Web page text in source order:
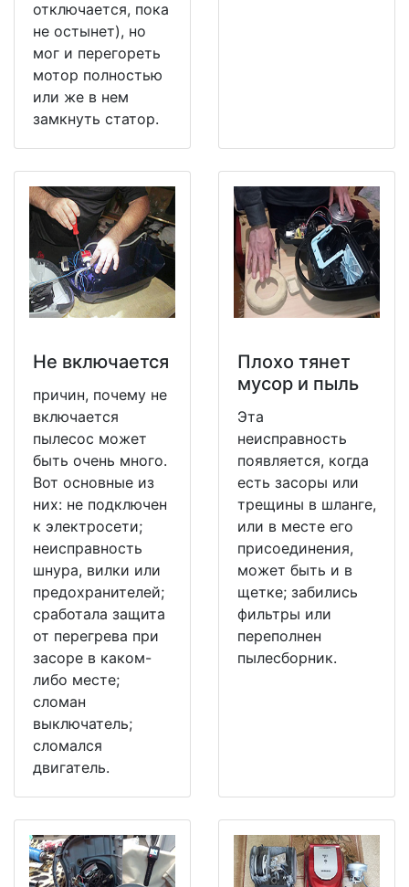
отключается, пока
не остынет), но
мог и перегореть
мотор полностью
или же в нем
замкнуть статор.
Не включается
причин, почему не
включается
пылесос может
быть очень много.
Вот основные из
них: не подключен
к электросети;
неисправность
шнура, вилки или
предохранителей;
сработала защита
от перегрева при
засоре в каком-
либо месте;
сломан
выключатель;
сломался
двигатель.
Плохо тянет
мусор и пыль
Эта
неисправность
появляется, когда
есть засоры или
трещины в шланге,
или в месте его
присоединения,
может быть и в
щетке; забились
фильтры или
переполнен
пылесборник.